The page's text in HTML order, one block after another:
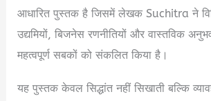
आधारित पुस्तक है जिसमें लेखक Suchitra ने
उद्यमियों, बिजनेस रणनीतियों और वास्तविक
महत्वपूर्ण सबकों को संकलित किया है।
यह पुस्तक केवल सिद्धांत नहीं सिखाती बल्कि